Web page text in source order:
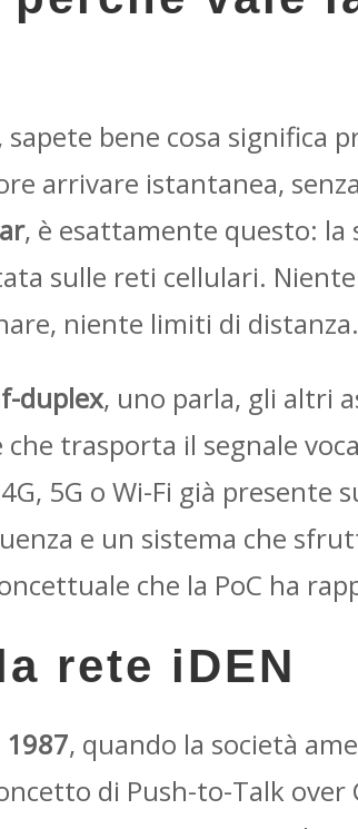
bene cosa significa
arrivare istantanea,
, è esattamente questo: la
sulle reti cellulari.
niente limiti di distanza.
duplex, uno parla, gli altri
che trasporta il segnale
5G o Wi-Fi già presente
e un sistema che
che la PoC ha
rete iDEN
1987, quando la società
di Push-to-Talk over